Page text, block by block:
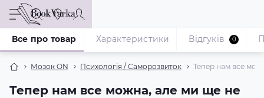
Мозок ON Психологія / Саморозвиток Тепер нам все
Тепер нам все можна, але ми ще не
Все про товар Характеристики Відгуків 0